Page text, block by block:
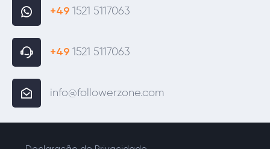
+49 1521 5117063
+49 1521 5117063
info@followerzone.com